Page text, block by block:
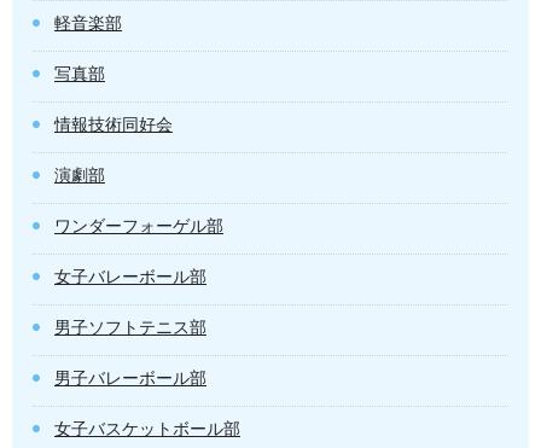
軽音楽部
写真部
情報技術同好会
演劇部
ワンダーフォーゲル部
女子バレーボール部
男子ソフトテニス部
男子バレーボール部
女子バスケットボール部